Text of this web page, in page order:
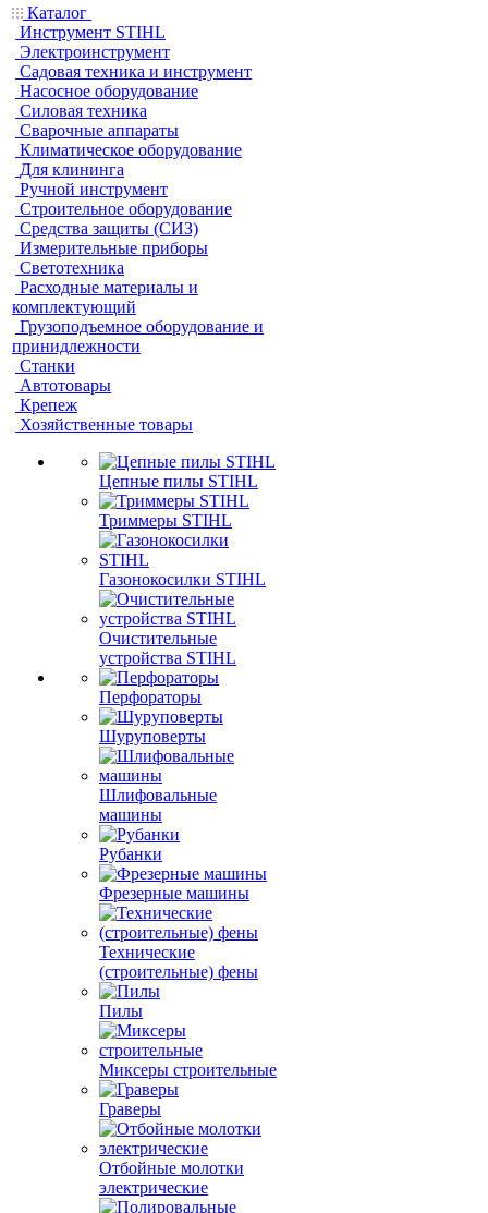
Каталог
Инструмент STIHL
Электроинструмент
Садовая техника и инструмент
Насосное оборудование
Силовая техника
Сварочные аппараты
Климатическое оборудование
Для клининга
Ручной инструмент
Строительное оборудование
Средства защиты (СИЗ)
Измерительные приборы
Светотехника
Расходные материалы и
комплектующий
Грузоподъемное оборудование и
принидлежности
Станки
Автотовары
Крепеж
Хозяйственные товары
Цепные пилы STIHL
Триммеры STIHL
Газонокосилки STIHL
Очистительные
устройства STIHL
Перфораторы
Шуруповерты
Шлифовальные
машины
Рубанки
Фрезерные машины
Технические
(строительные) фены
Пилы
Миксеры строительные
Граверы
Отбойные молотки
электрические